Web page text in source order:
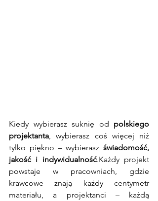
Kiedy wybierasz suknię od polskiego
projektanta , wybierasz coś więcej niż
tylko piękno – wybierasz świadomość,
jakość i indywidualność.Każdy projekt
powstaje w pracowniach, gdzie
krawcowe znają każdy centymetr
materiału, a projektanci – każdą